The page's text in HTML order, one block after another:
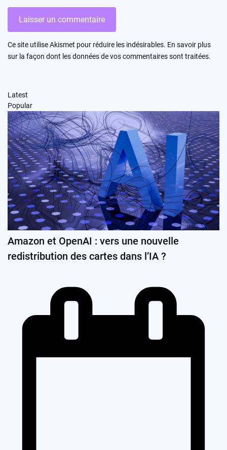
Ce site utilise Akismet pour réduire les indésirables. En savoir plus
sur la façon dont les données de vos commentaires sont traitées.
Latest
Popular
Amazon et OpenAI : vers une nouvelle
redistribution des cartes dans l’IA ?